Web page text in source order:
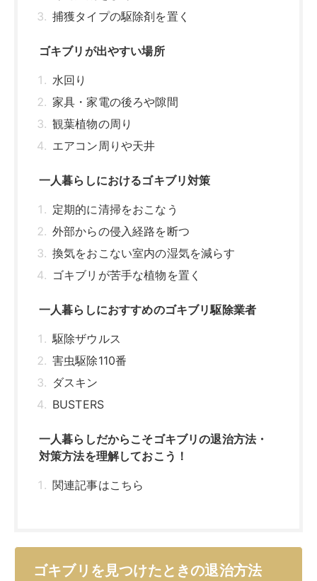
捕獲タイプの駆除剤を置く
ゴキブリが出やすい場所
水回り
家具・家電の後ろや隙間
観葉植物の周り
エアコン周りや天井
一人暮らしにおけるゴキブリ対策
定期的に清掃をおこなう
外部からの侵入経路を断つ
換気をおこない室内の湿気を減らす
ゴキブリが苦手な植物を置く
一人暮らしにおすすめのゴキブリ駆除業者
駆除ザウルス
害虫駆除110番
ダスキン
BUSTERS
一人暮らしだからこそゴキブリの退治方法・
対策方法を理解しておこう！
関連記事はこちら
ゴキブリを見つけたときの退治方法